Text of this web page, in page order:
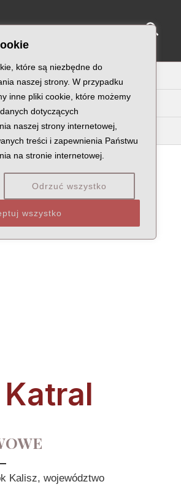
które są niezbędne do
naszej strony. W przypadku
inne pliki cookie, które możemy
dotyczących
naszej strony internetowej,
treści i zapewnienia Państwu
na stronie internetowej.
Odrzuć wszystko
wszystko
POZNAŃSKIE
Kalisz, województwo